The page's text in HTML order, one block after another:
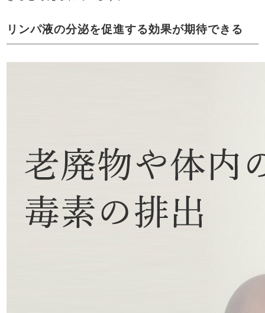
リンパ液の分泌を促進する効果が期待できる